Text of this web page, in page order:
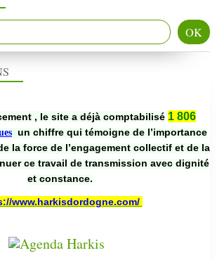
, le site a déjà comptabilisé 1 806
un chiffre qui témoigne de l’importance
la force de l’engagement collectif et de la
ce travail de transmission avec dignité
et constance.
www.harkisdordogne.com/